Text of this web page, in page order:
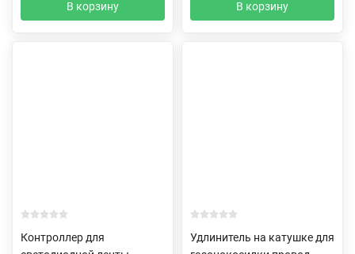
В корзину В корзину
Контроллер для
Удлинитель на катушке для